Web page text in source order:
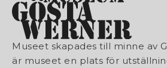
Museet skapades till minne av
är museet en plats för